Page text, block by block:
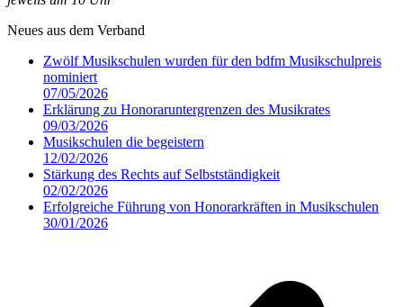
Neues aus dem Verband
Zwölf Musikschulen wurden für den bdfm Musikschulpreis
nominiert
07/05/2026
Erklärung zu Honoraruntergrenzen des Musikrates
09/03/2026
Musikschulen die begeistern
12/02/2026
Stärkung des Rechts auf Selbstständigkeit
02/02/2026
Erfolgreiche Führung von Honorarkräften in Musikschulen
30/01/2026